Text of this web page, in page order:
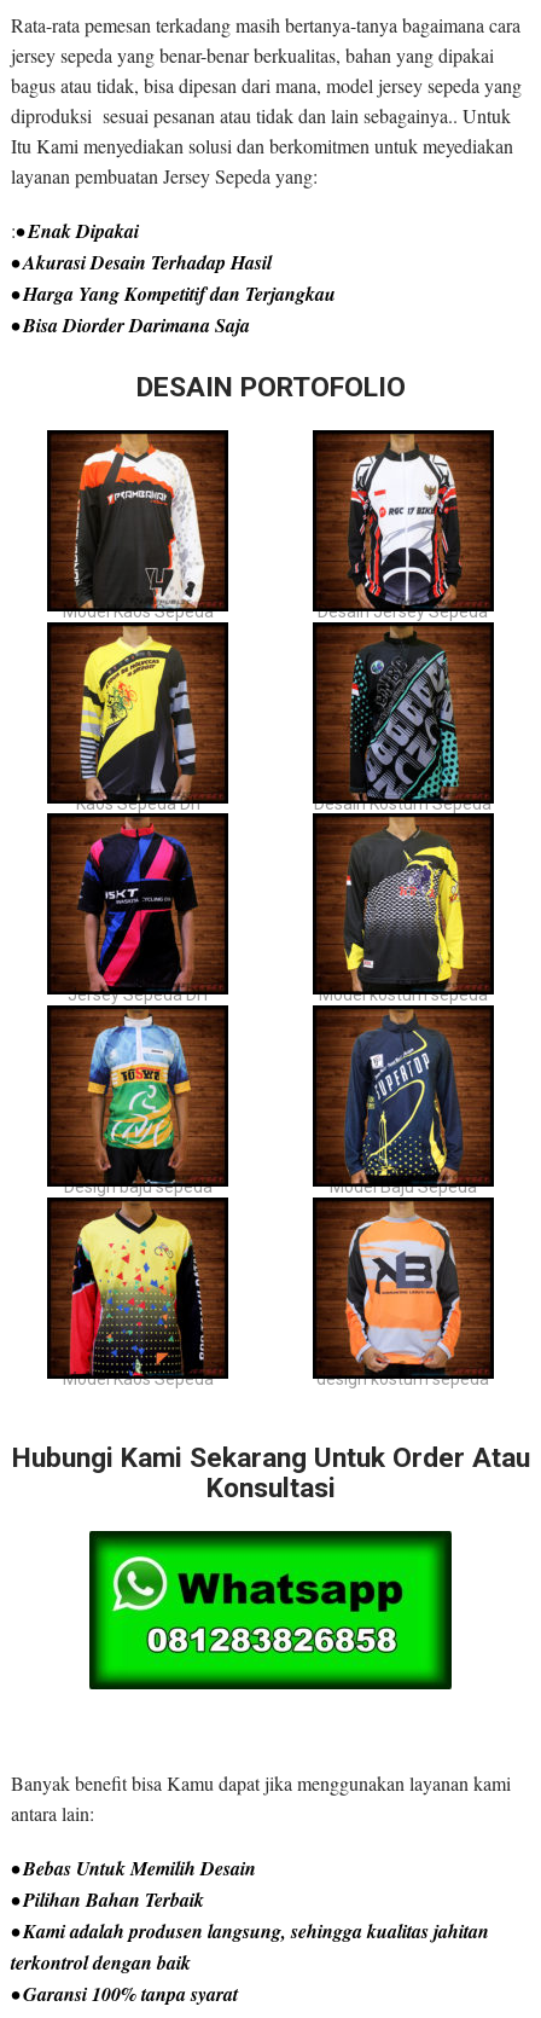
Rata-rata pemesan terkadang masih bertanya-tanya bagaimana cara
jersey sepeda yang benar-benar berkualitas, bahan yang dipakai
bagus atau tidak, bisa dipesan dari mana, model jersey sepeda yang
diproduksi sesuai pesanan atau tidak dan lain sebagainya.. Untuk
Itu Kami menyediakan solusi dan berkomitmen untuk meyediakan
layanan pembuatan Jersey Sepeda yang:
:• Enak Dipakai
• Akurasi Desain Terhadap Hasil
• Harga Yang Kompetitif dan Terjangkau
• Bisa Diorder Darimana Saja
DESAIN PORTOFOLIO
Model Kaos Sepeda Desain Jersey Sepeda
Kaos Sepeda Dh Desain Kostum Sepeda
Jersey Sepeda DH Model kostum sepeda
Design baju sepeda Model Baju Sepeda
Model Kaos Sepeda design kostum sepeda
Hubungi Kami Sekarang Untuk Order Atau
Konsultasi
Banyak benefit bisa Kamu dapat jika menggunakan layanan kami
antara lain:
• Bebas Untuk Memilih Desain
• Pilihan Bahan Terbaik
• Kami adalah produsen langsung, sehingga kualitas jahitan
terkontrol dengan baik
• Garansi 100% tanpa syarat